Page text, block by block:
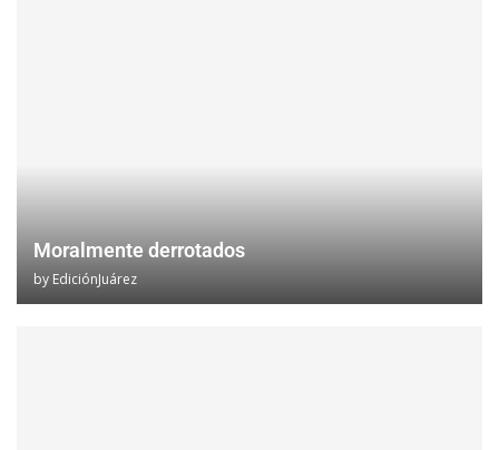
Moralmente derrotados
by EdiciónJuárez